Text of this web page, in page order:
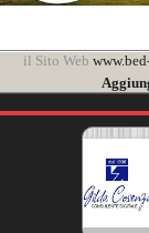
il Sito Web